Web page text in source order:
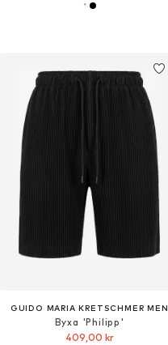
GUIDO MARIA KRETSCHMER MEN
Byxa 'Philipp'
409,00 kr